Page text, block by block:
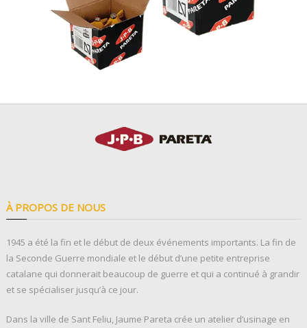
À PROPOS DE NOUS
1945 a été la fin et le début de deux événements importants. La fin de
la Seconde Guerre mondiale et le début d’une petite entreprise
catalane qui donnerait beaucoup de guerre et qui a continué à grandir
et se spécialiser jusqu’à ce jour.
Dans la ville de Sant Feliu, Jaume Pareta crée un atelier d’usinage en